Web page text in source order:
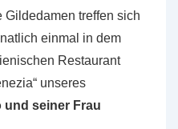
Gildedamen treffen sich
einmal in dem
Restaurant
unseres
und seiner Frau